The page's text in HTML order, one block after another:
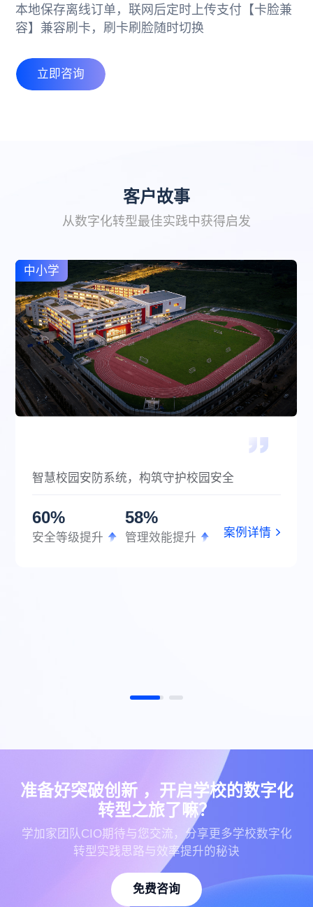
本地保存离线订单，联网后定时上传支付 【卡脸兼
容】 兼容刷卡，刷卡刷脸随时切换
立即咨询
客户故事
从数字化转型最佳实践中获得启发
中小学
智慧校园安防系统，构筑守护校园安全
60%
安全等级提升
58%
管理效能提升 案例详情
准备好突破创新 ，开启学校的数字化
转型之旅了嘛？
学加家团队CIO期待与您交流，分享更多学校数字化
转型实践思路与效率提升的秘诀
免费咨询